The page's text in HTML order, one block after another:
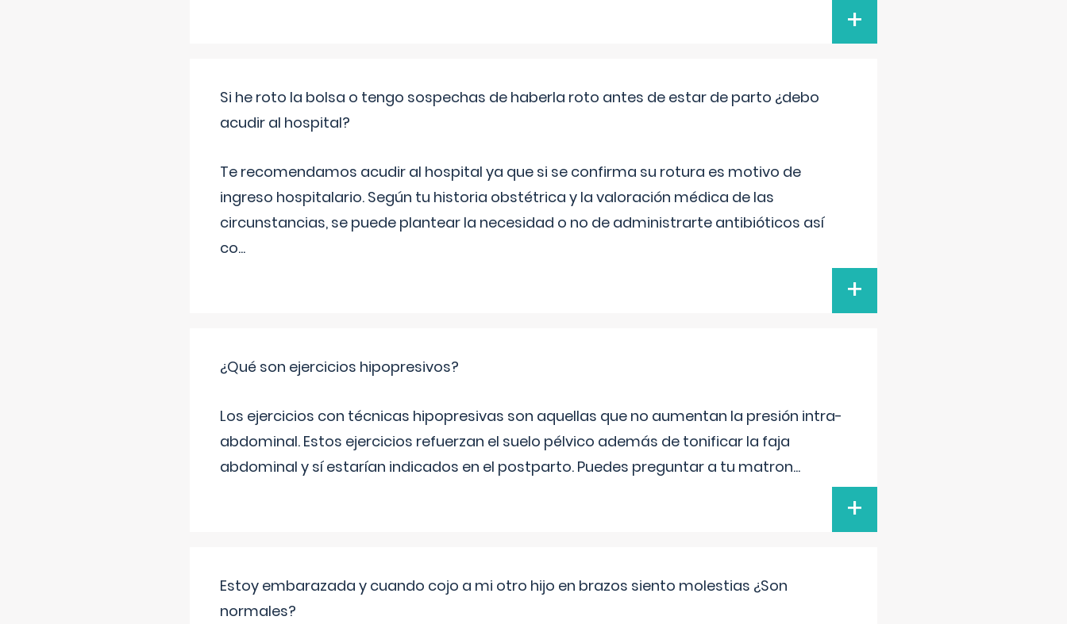
+
Si he roto la bolsa o tengo sospechas de haberla roto antes de estar de parto ¿debo
acudir al hospital?
Te recomendamos acudir al hospital ya que si se confirma su rotura es motivo de
ingreso hospitalario. Según tu historia obstétrica y la valoración médica de las
circunstancias, se puede plantear la necesidad o no de administrarte antibióticos así
co...
+
¿Qué son ejercicios hipopresivos?
Los ejercicios con técnicas hipopresivas son aquellas que no aumentan la presión intra-
abdominal. Estos ejercicios refuerzan el suelo pélvico además de tonificar la faja
abdominal y sí estarían indicados en el postparto. Puedes preguntar a tu matron...
+
Estoy embarazada y cuando cojo a mi otro hijo en brazos siento molestias ¿Son
normales?